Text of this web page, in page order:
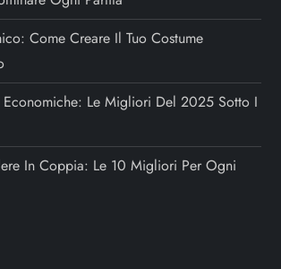
Come Creare Il Tuo Costume
Le Migliori Del 2025 Sotto I
In Coppia: Le 10 Migliori Per Ogni